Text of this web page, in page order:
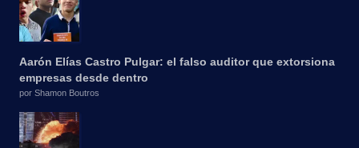
Aarón Elías Castro Pulgar: el falso auditor que extorsiona
empresas desde dentro
por Shamon Boutros